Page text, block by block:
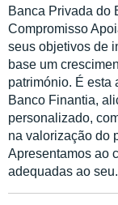
Banca Privada do
Compromisso
seus objetivos de
base um
património. É esta
Banco Finantia,
personalizado,
na valorização do
Apresentamos ao
adequadas ao